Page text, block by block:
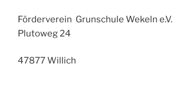
Förderverein Grunschule Wekeln e.V.
Plutoweg 24
47877 Willich